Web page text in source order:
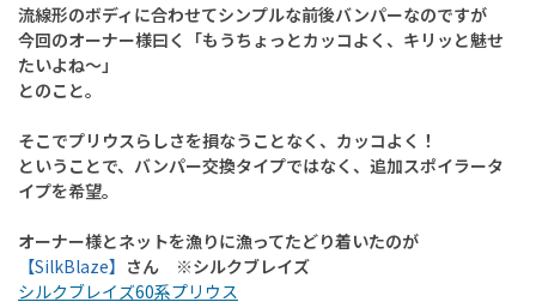
流線形のボディに合わせてシンプルな前後バンパーなのですが
今回のオーナー様曰く「もうちょっとカッコよく、キリッと魅せ
たいよね～」
とのこと。
そこでプリウスらしさを損なうことなく、カッコよく！
ということで、バンパー交換タイプではなく、追加スポイラータ
イプを希望。
オーナー様とネットを漁りに漁ってたどり着いたのが
【SilkBlaze】 さん ※シルクブレイズ
シルクブレイズ60系プリウス